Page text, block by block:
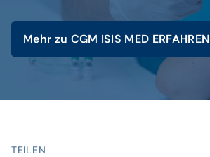
TEILEN
Mehr zu CGM ISIS MED ERFAHREN